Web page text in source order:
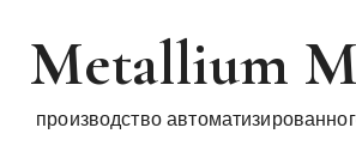
Metallium
производство